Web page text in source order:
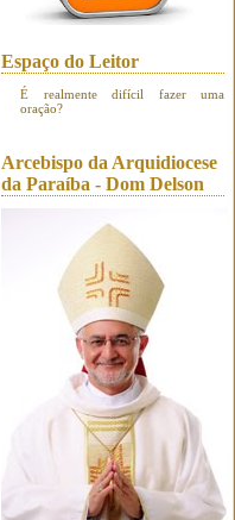
Espaço do Leitor
É realmente difícil fazer uma
oração?
Arcebispo da Arquidiocese
da Paraíba - Dom Delson